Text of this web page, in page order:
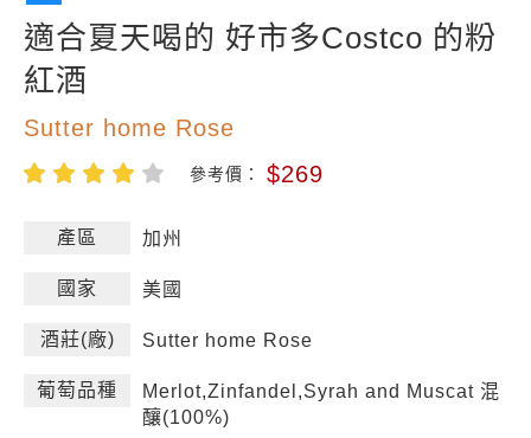
適合夏天喝的 好市多Costco 的粉
紅酒
Sutter home Rose
參考價： $269
產區 加州
國家 美國
酒莊(廠) Sutter home Rose
葡萄品種
Merlot,Zinfandel,Syrah and Muscat 混
釀(100%)